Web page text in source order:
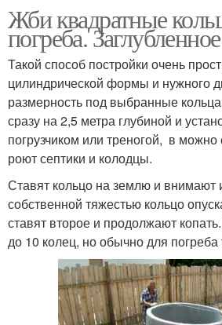
Жби квадратные
погреба.
Такой способ постройки очень
цилиндрической формы и нужного
размерность под выбранные
сразу на 2,5 метра глубиной и
погрузчиком или треногой, в можно
роют септики и колодцы.
Ставят кольцо на землю и внимают
собственной тяжестью кольцо
ставят второе и продолжают
до 10 колец, но обычно для погреба